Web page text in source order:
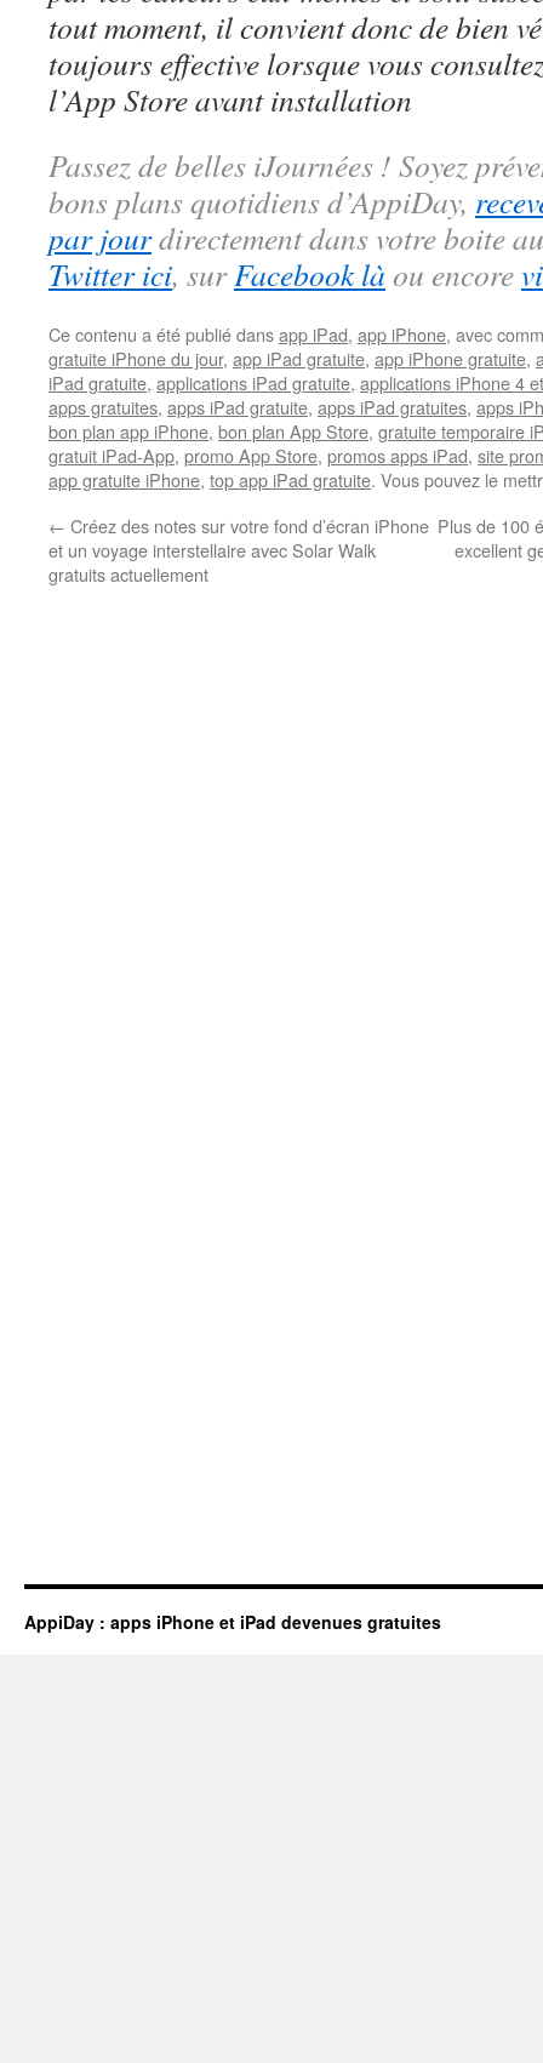
tout moment, il convient donc de bien
toujours effective lorsque vous
l’App Store avant installation
Passez de belles iJournées ! Soyez
bons plans quotidiens d’AppiDay,
par jourdirectement dans votre boite
Twitter ici, surFacebook là ou encore
Ce contenu a été publié dansapp iPad, app iPhone, avec
gratuite iPhone du jour, app iPad gratuite, app iPhone gratuite,
iPad gratuite, applications iPad gratuite, applications iPhone 4
apps gratuites, apps iPad gratuite, apps iPad gratuites, apps
bon plan app iPhone, bon plan App Store, gratuite temporaire
gratuit iPad-App, promo App Store, promos apps iPad, site
app gratuite iPhone, top app iPad gratuite. Vous pouvez le
← Créez des notes sur votre fond d’écran iPhone
et un voyage interstellaire avec Solar Walk
gratuits actuellement
Plus de 100
excellent
AppiDay : apps iPhone et iPad devenues gratuites